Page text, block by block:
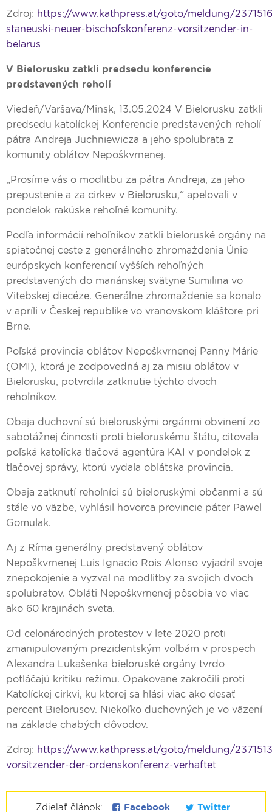
Zdroj: https://www.kathpress.at/goto/meldung/
staneuski-neuer-bischofskonferenz-vorsitzender-in-
belarus
V Bielorusku zatkli predsedu konferencie
predstavených reholí
Viedeň/Varšava/Minsk, 13.05.2024 V Bielorusku zatkli
predsedu katolíckej Konferencie predstavených reholí
pátra Andreja Juchniewicza a jeho spolubrata z
komunity oblátov Nepoškvrnenej.
„Prosíme vás o modlitbu za pátra Andreja, za jeho
prepustenie a za cirkev v Bielorusku,“ apelovali v
pondelok rakúske rehoľné komunity.
Podľa informácií rehoľníkov zatkli bieloruské orgány na
spiatočnej ceste z generálneho zhromaždenia Únie
európskych konferencií vyšších rehoľných
predstavených do mariánskej svätyne Sumilina vo
Vitebskej diecéze. Generálne zhromaždenie sa konalo
v apríli v Českej republike vo vranovskom kláštore pri
Brne.
Poľská provincia oblátov Nepoškvrnenej Panny Márie
(OMI), ktorá je zodpovedná aj za misiu oblátov v
Bielorusku, potvrdila zatknutie týchto dvoch
rehoľníkov.
Obaja duchovní sú bieloruskými orgánmi obvinení zo
sabotážnej činnosti proti bieloruskému štátu, citovala
poľská katolícka tlačová agentúra KAI v pondelok z
tlačovej správy, ktorú vydala oblátska provincia.
Obaja zatknutí rehoľníci sú bieloruskými občanmi a sú
stále vo väzbe, vyhlásil hovorca provincie páter Pawel
Gomulak.
Aj z Ríma generálny predstavený oblátov
Nepoškvrnenej Luis Ignacio Rois Alonso vyjadril svoje
znepokojenie a vyzval na modlitby za svojich dvoch
spolubratov. Obláti Nepoškvrnenej pôsobia vo viac
ako 60 krajinách sveta.
Od celonárodných protestov v lete 2020 proti
zmanipulovaným prezidentským voľbám v prospech
Alexandra Lukašenka bieloruské orgány tvrdo
potláčajú kritiku režimu. Opakovane zakročili proti
Katolíckej cirkvi, ku ktorej sa hlási viac ako desať
percent Bielorusov. Niekoľko duchovných je vo väzení
na základe chabých dôvodov.
Zdroj: https://www.kathpress.at/goto/meldung/
vorsitzender-der-ordenskonferenz-verhaftet
Zdielať článok: Facebook Twitter